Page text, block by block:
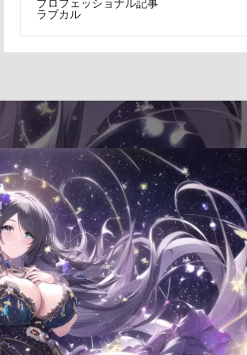
プロフェッショナル記事
ラブカル